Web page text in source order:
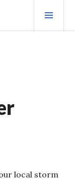
local storm